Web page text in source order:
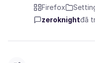
Firefox
zeroknightđã